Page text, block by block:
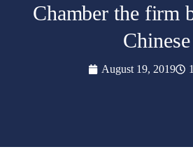
Chamber the firm
Chinese
August 19, 2019